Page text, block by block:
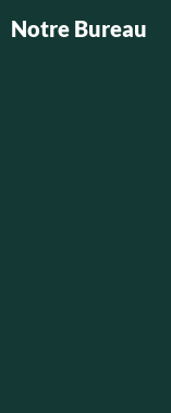
Notre Bureau